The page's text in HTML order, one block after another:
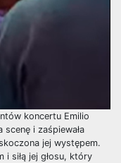
koncertu Emilio
scenę i zaśpiewała
jej występem.
i siłą jej głosu, który